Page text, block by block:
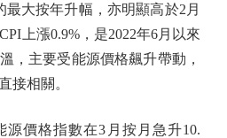
最大按年升幅，亦明顯高於2月
上漲0.9%，是2022年6月以來
，主要受能源價格飆升帶動，
接相關。
價格指數在3月按月急升10.